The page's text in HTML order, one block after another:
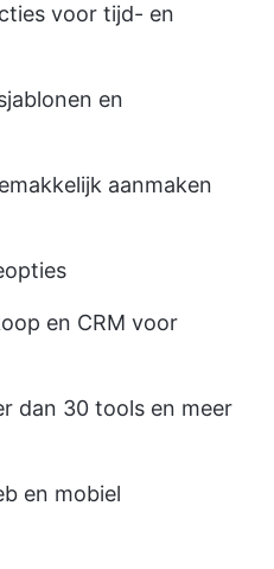
voor tijd- en
en
aanmaken
en CRM voor
dan 30 tools en meer
en mobiel